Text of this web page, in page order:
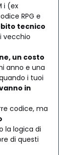
i (ex
RPG e
tecnico
vecchio
un costo
anno e una
i tuoi
in
codice, ma
la logica di
di questi